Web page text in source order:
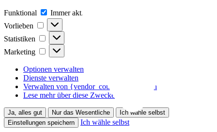
Funktional Funktional
Immer aktiv
Vorlieben
Vorlieben
Statistiken Statistiken
Marketing Marketing
Optionen verwalten
Dienste verwalten
Verwalten von {vendor_count}-Lieferanten
Lese mehr über diese Zwecke
Ja, alles gut Nur das Wesentliche
Ich wähle selbst
Einstellungen speichern
Ich wähle selbst